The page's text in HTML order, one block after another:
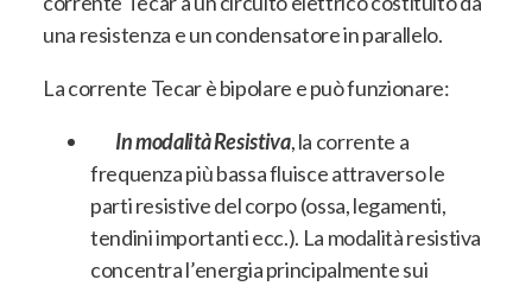
una resistenza e un condensatore in parallelo.
La corrente Tecar è bipolare e può funzionare:
In modalità Resistiva, la corrente a
frequenza più bassa fluisce attraverso le
parti resistive del corpo (ossa, legamenti,
tendini importanti ecc.). La modalità resistiva
concentra l’energia principalmente sui